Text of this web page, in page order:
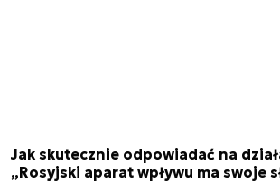
Jak skutecznie odpowiadać na
„Rosyjski aparat wpływu ma swoje